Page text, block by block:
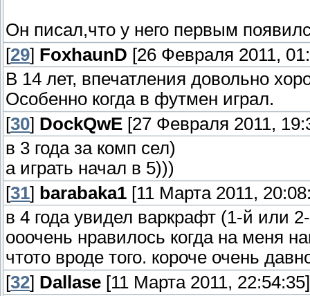
Он писал,что у него первым
[29] FoxhaunD [26 Февраля 2011,
В 14 лет, впечатления довольно
Особенно когда в футмен играл.
[30] DockQwE [27 Февраля 2011,
в 3 года за комп сел)
а играть начал в 5)))
[31] barabaka1 [11 Марта 2011,
в 4 года увидел варкрафт (1-й или
ооочень нравилось когда на меня
чтото вроде того. короче очень
[32] Dallase [11 Марта 2011, 22:54:35]